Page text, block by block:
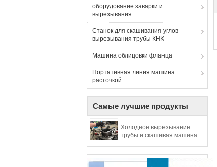
оборудование заварки и
вырезывания
Станок для скашивания углов
вырезывания трубы КНК
Машина облицовки фланца
Портативная линия машина
расточкой
Самые лучшие продукты
Холодное вырезывание
трубы и скашивая машина